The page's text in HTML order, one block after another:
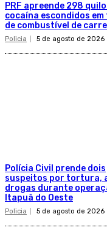
PRF apreende 298
cocaína escondidos
de combustível de
Policia 5 de agosto de 2026
Polícia Civil prende dois
suspeitos por tortura,
drogas durante
Itapuã do Oeste
Policia 5 de agosto de 2026